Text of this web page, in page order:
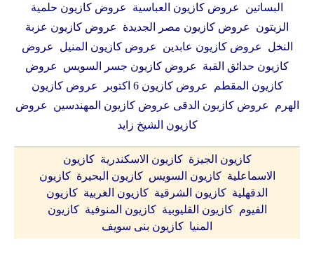
البساتين عروض كازيون العباسية عروض كازيون حلمية
الزيتون عروض كازيون مصر الجديدة عروض كازيون عزبة
النخل عروض كازيون عابدين عروض كازيون المنيل عروض
كازيون حدائق القبة عروض كازيون جسر السويس عروض
كازيون المقطم عروض كازيون 6 اكتوبر عروض كازيون
الهرم عروض كازيون الدقى عروض كازيون المهندسين عروض
كازيون الشيخ زايد
كازيون الجيزة كازيون الاسكندرية كازيون
الاسماعلية كازيون السويس كازيون البحيرة كازيون
الدقهلية كازيون الشرقية كازيون الغربية كازيون
الفيوم كازيون القليوبية كازيون المنوفية كازيون
المنيا كازيون بنى سويف